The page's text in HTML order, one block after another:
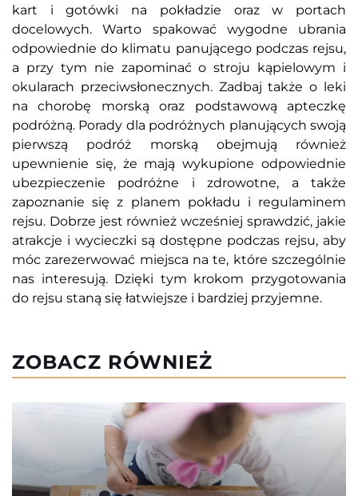
kart i gotówki na pokładzie oraz w portach
docelowych. Warto spakować wygodne ubrania
odpowiednie do klimatu panującego podczas rejsu,
a przy tym nie zapominać o stroju kąpielowym i
okularach przeciwsłonecznych. Zadbaj także o leki
na chorobę morską oraz podstawową apteczkę
podróżną. Porady dla podróżnych planujących swoją
pierwszą podróż morską obejmują również
upewnienie się, że mają wykupione odpowiednie
ubezpieczenie podróżne i zdrowotne, a także
zapoznanie się z planem pokładu i regulaminem
rejsu. Dobrze jest również wcześniej sprawdzić, jakie
atrakcje i wycieczki są dostępne podczas rejsu, aby
móc zarezerwować miejsca na te, które szczególnie
nas interesują. Dzięki tym krokom przygotowania
do rejsu staną się łatwiejsze i bardziej przyjemne.
ZOBACZ RÓWNIEŻ